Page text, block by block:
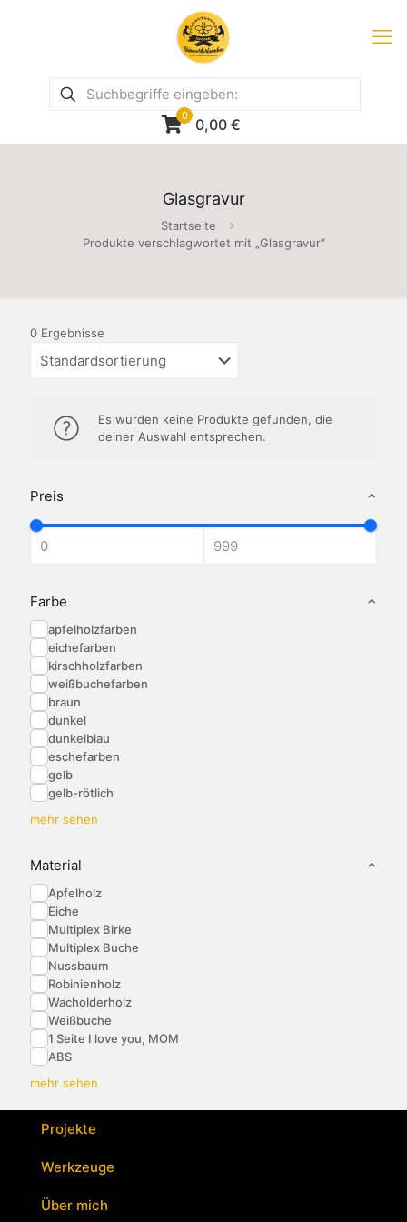
0 0,00 €
Glasgravur
Startseite
Produkte verschlagwortet mit „Glasgravur“
Preis
Farbe
apfelholzfarben
eichefarben
kirschholzfarben
weißbuchefarben
braun
dunkel
dunkelblau
eschefarben
gelb
gelb-rötlich
mehr sehen
Material
Apfelholz
Eiche
Multiplex Birke
Multiplex Buche
Nussbaum
Robinienholz
Wacholderholz
Weißbuche
1 Seite I love you, MOM
ABS
mehr sehen
0 Ergebnisse
Es wurden keine Produkte gefunden, die
deiner Auswahl entsprechen.
Projekte
Werkzeuge
Über mich